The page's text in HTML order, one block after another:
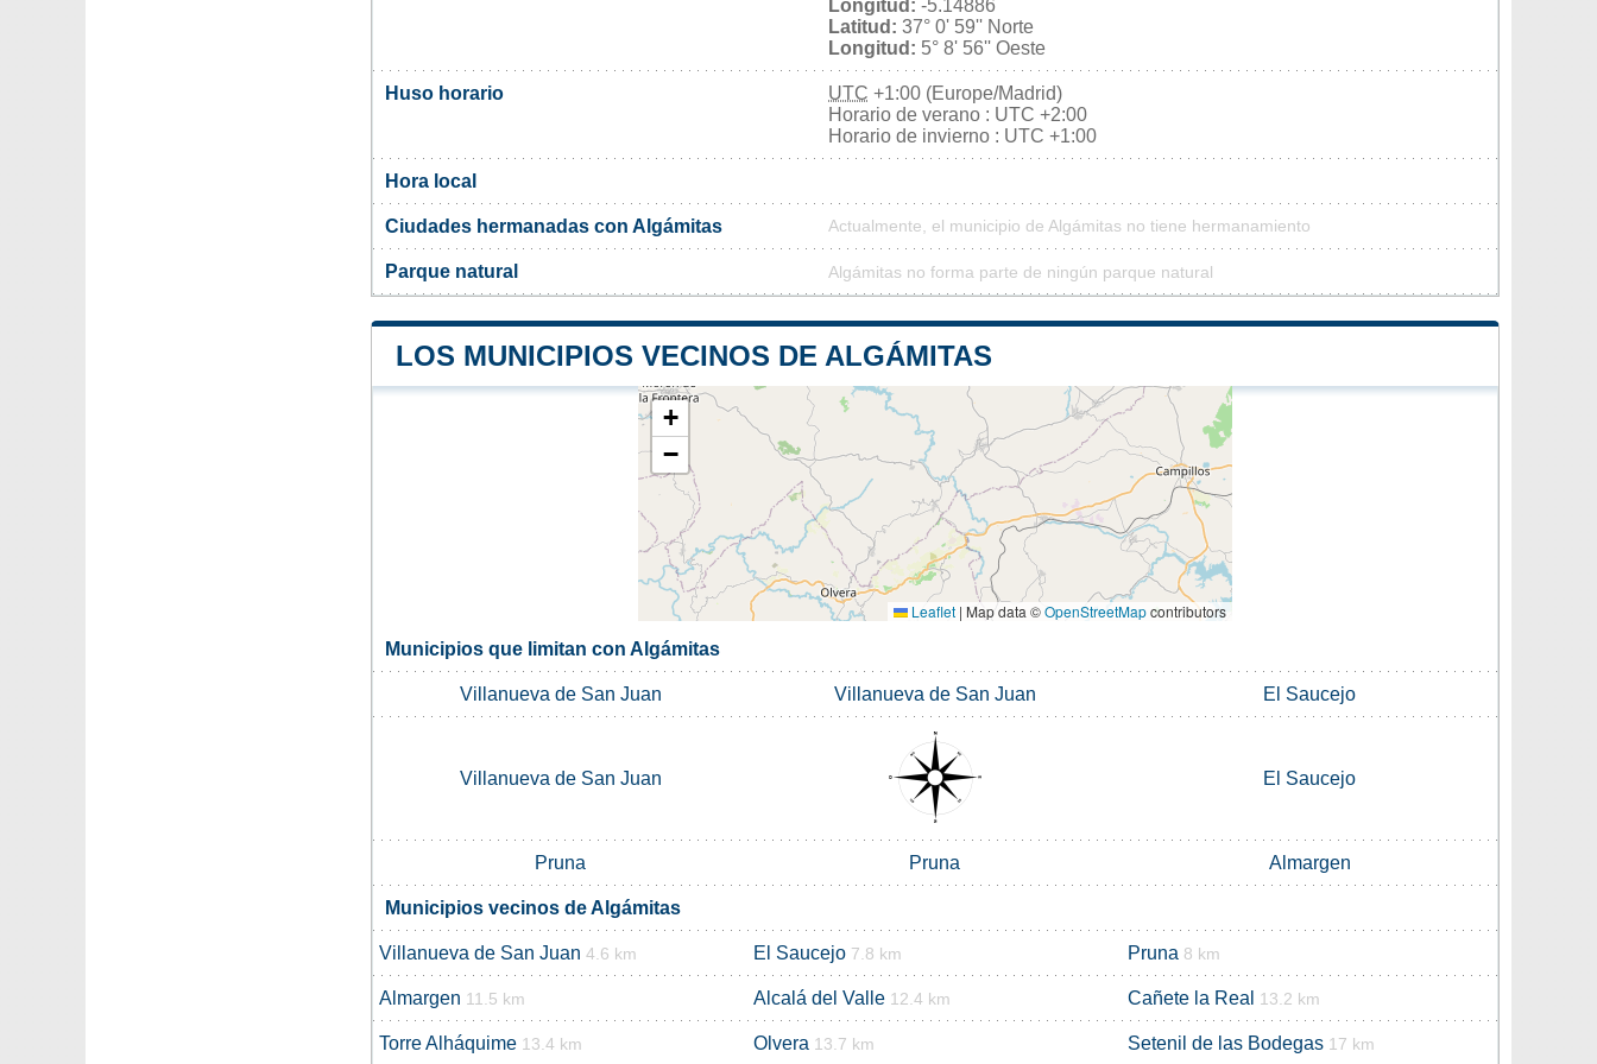
Longitud: -5.14886
Latitud: 37° 0' 59'' Norte
Longitud: 5° 8' 56'' Oeste
Huso horario UTC +1:00 (Europe/Madrid)
Horario de verano : UTC +2:00
Horario de invierno : UTC +1:00
Hora local
Ciudades hermanadas con Algámitas Actualmente, el municipio de Algámitas no tiene hermanamiento
Parque natural Algámitas no forma parte de ningún parque natural
LOS MUNICIPIOS VECINOS DE ALGÁMITAS
+
−
Leaflet | Map data ©OpenStreetMapcontributors
Municipios que limitan con Algámitas
Villanueva de San Juan Villanueva de San Juan El Saucejo
Villanueva de San Juan El Saucejo
Pruna Pruna Almargen
Municipios vecinos de Algámitas
Villanueva de San Juan 4.6 km El Saucejo 7.8 km Pruna 8 km
Almargen 11.5 km Alcalá del Valle 12.4 km Cañete la Real 13.2 km
Torre Alháquime 13.4 km Olvera 13.7 km Setenil de las Bodegas 17 km